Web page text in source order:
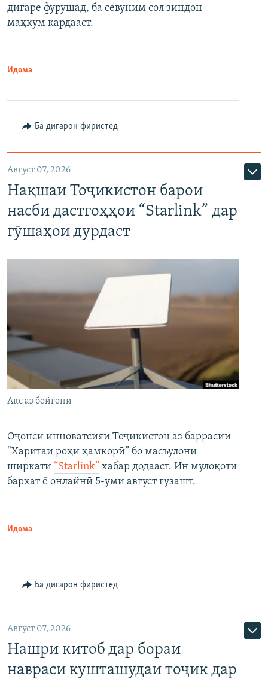
дигаре фурӯшад, ба севуним сол зиндон
маҳкум кардааст.
Идома
Ба дигарон фиристед
Август 07, 2026
Нақшаи Тоҷикистон барои
насби дастгоҳҳои “Starlink” дар
гӯшаҳои дурдаст
Акс аз бойгонӣ
Оҷонси инноватсияи Тоҷикистон аз баррасии
“Харитаи роҳи ҳамкорӣ” бо масъулони
ширкати “Starlink” хабар додааст. Ин мулоқоти
бархат ё онлайнӣ 5-уми август гузашт.
Идома
Ба дигарон фиристед
Август 07, 2026
Нашри китоб дар бораи
навраси кушташудаи тоҷик дар